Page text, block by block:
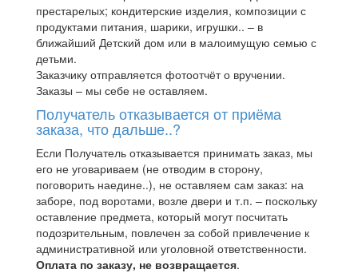
престарелых; кондитерские изделия, композиции с
продуктами питания, шарики, игрушки.. – в
ближайший Детский дом или в малоимущую семью с
детьми.
Заказчику отправляется фотоотчёт о вручении.
Заказы – мы себе не оставляем.
Получатель отказывается от приёма
заказа, что дальше..?
Если Получатель отказывается принимать заказ, мы
его не уговариваем (не отводим в сторону,
поговорить наедине..), не оставляем сам заказ: на
заборе, под воротами, возле двери и т.п. – поскольку
оставление предмета, который могут посчитать
подозрительным, повлечен за собой привлечение к
административной или уголовной ответственности.
Оплата по заказу, не возвращается.